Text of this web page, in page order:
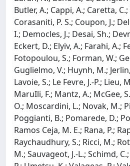
Butler, A.; Cappi, A.; Caretta,
Corasaniti, P. S.; Coupon, J.;
I.; Democles, J.; Desai, Sh.;
Eckert, D.; Elyiv, A.; Farahi, A.;
Fotopoulou, S.; Forman, W.;
Guglielmo, V.; Huynh, M.;
Lavoie, S.; Le Fevre, J.-P.; Lieu,
MaruIli, F.; Mantz, A.; McGee,
O.; Moscardini, L.; Novak, M.;
Poggianti, B.; Pomarede, D.;
Ramos Ceja, M. E.; Rana, P.;
Raychaudhury, S.; Ricci, M.;
M.; Sauvageot, J.-L.; Schimd,